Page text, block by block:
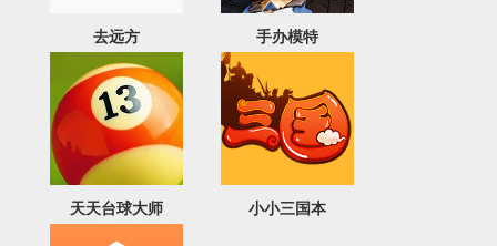
去远方 手办模特
天天台球大师 小小三国本